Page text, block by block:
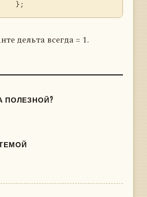
дельта всегда = 1.
ПОЛЕЗНОЙ?